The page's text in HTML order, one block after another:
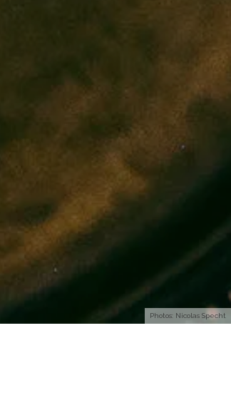
Photos: Nicolas Specht